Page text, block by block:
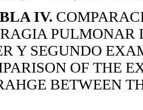
IV.
PULMONAR
Y SEGUNDO
OF THE
BETWEEN